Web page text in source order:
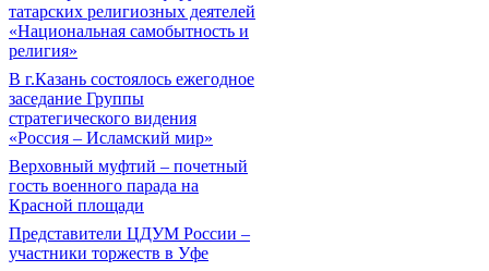
татарских религиозных деятелей
«Национальная самобытность и
религия»
В г.Казань состоялось ежегодное
заседание Группы
стратегического видения
«Россия – Исламский мир»
Верховный муфтий – почетный
гость военного парада на
Красной площади
Представители ЦДУМ России –
участники торжеств в Уфе